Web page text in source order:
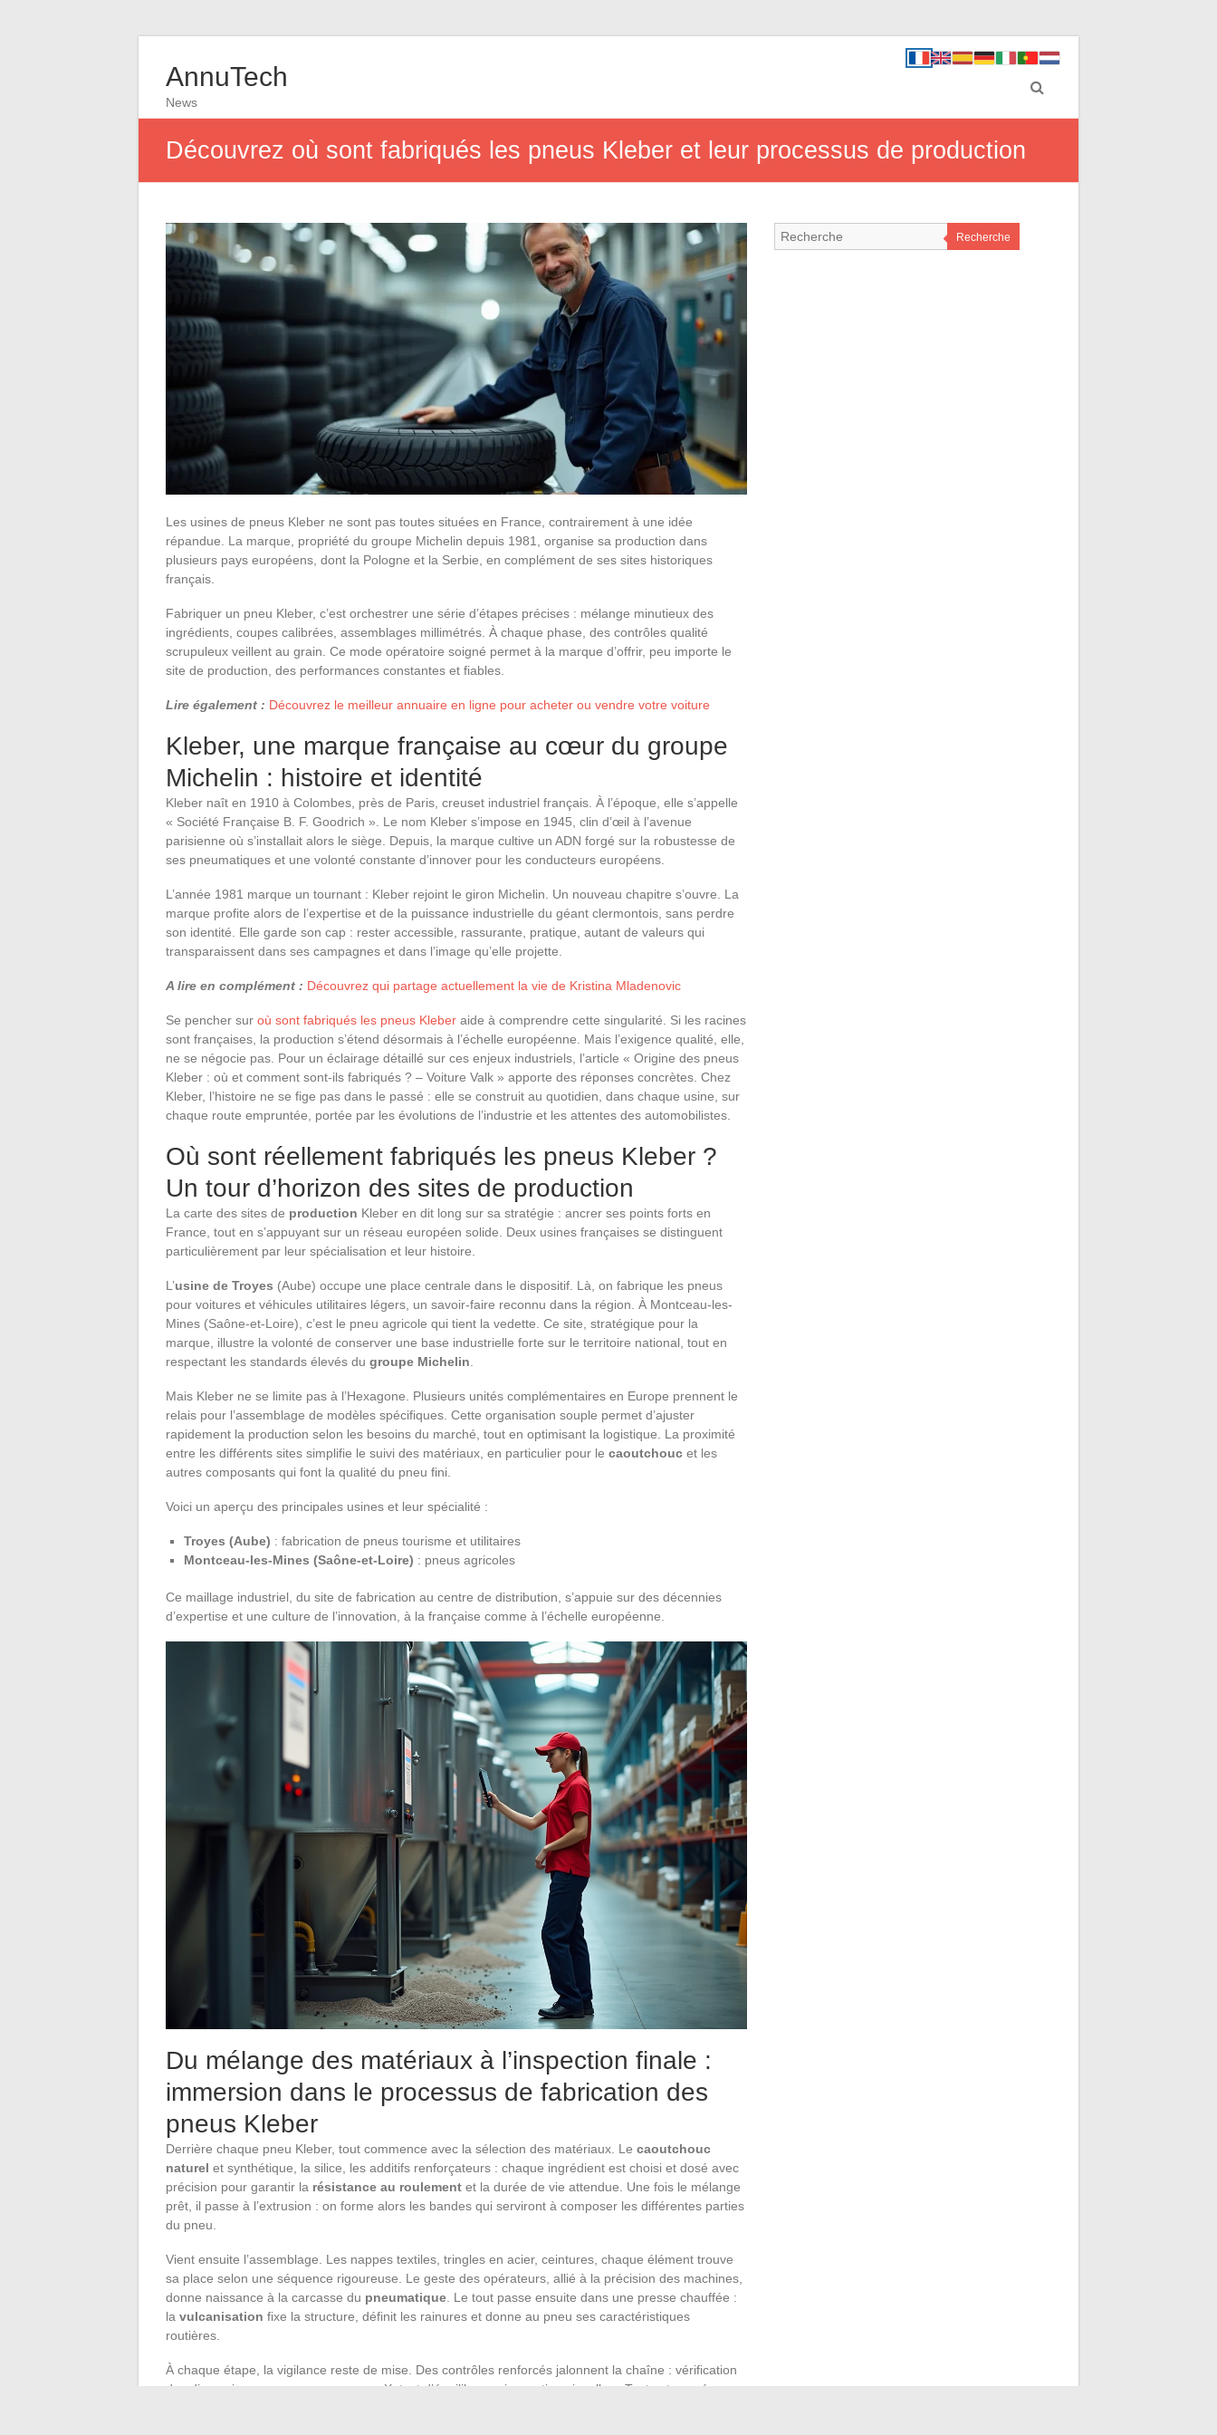
AnnuTech
News
Découvrez où sont fabriqués les pneus Kleber et leur processus de production
Les usines de pneus Kleber ne sont pas toutes situées en France, contrairement à une idée
répandue. La marque, propriété du groupe Michelin depuis 1981, organise sa production dans
plusieurs pays européens, dont la Pologne et la Serbie, en complément de ses sites historiques
français.
Fabriquer un pneu Kleber, c’est orchestrer une série d’étapes précises : mélange minutieux des
ingrédients, coupes calibrées, assemblages millimétrés. À chaque phase, des contrôles qualité
scrupuleux veillent au grain. Ce mode opératoire soigné permet à la marque d’offrir, peu importe le
site de production, des performances constantes et fiables.
Lire également : Découvrez le meilleur annuaire en ligne pour acheter ou vendre votre voiture
Kleber, une marque française au cœur du groupe
Michelin : histoire et identité
Kleber naît en 1910 à Colombes, près de Paris, creuset industriel français. À l’époque, elle s’appelle
« Société Française B. F. Goodrich ». Le nom Kleber s’impose en 1945, clin d’œil à l’avenue
parisienne où s’installait alors le siège. Depuis, la marque cultive un ADN forgé sur la robustesse de
ses pneumatiques et une volonté constante d’innover pour les conducteurs européens.
L’année 1981 marque un tournant : Kleber rejoint le giron Michelin. Un nouveau chapitre s’ouvre. La
marque profite alors de l’expertise et de la puissance industrielle du géant clermontois, sans perdre
son identité. Elle garde son cap : rester accessible, rassurante, pratique, autant de valeurs qui
transparaissent dans ses campagnes et dans l’image qu’elle projette.
A lire en complément : Découvrez qui partage actuellement la vie de Kristina Mladenovic
Se pencher sur où sont fabriqués les pneus Kleber aide à comprendre cette singularité. Si les racines
sont françaises, la production s’étend désormais à l’échelle européenne. Mais l’exigence qualité, elle,
ne se négocie pas. Pour un éclairage détaillé sur ces enjeux industriels, l’article « Origine des pneus
Kleber : où et comment sont-ils fabriqués ? – Voiture Valk » apporte des réponses concrètes. Chez
Kleber, l’histoire ne se fige pas dans le passé : elle se construit au quotidien, dans chaque usine, sur
chaque route empruntée, portée par les évolutions de l’industrie et les attentes des automobilistes.
Où sont réellement fabriqués les pneus Kleber ?
Un tour d’horizon des sites de production
La carte des sites de production Kleber en dit long sur sa stratégie : ancrer ses points forts en
France, tout en s’appuyant sur un réseau européen solide. Deux usines françaises se distinguent
particulièrement par leur spécialisation et leur histoire.
L’usine de Troyes (Aube) occupe une place centrale dans le dispositif. Là, on fabrique les pneus
pour voitures et véhicules utilitaires légers, un savoir-faire reconnu dans la région. À Montceau-les-
Mines (Saône-et-Loire), c’est le pneu agricole qui tient la vedette. Ce site, stratégique pour la
marque, illustre la volonté de conserver une base industrielle forte sur le territoire national, tout en
respectant les standards élevés du groupe Michelin
Mais Kleber ne se limite pas à l’Hexagone. Plusieurs unités complémentaires en Europe prennent le
relais pour l’assemblage de modèles spécifiques. Cette organisation souple permet d’ajuster
rapidement la production selon les besoins du marché, tout en optimisant la logistique. La proximité
entre les différents sites simplifie le suivi des matériaux, en particulier pour le caoutchouc et les
autres composants qui font la qualité du pneu fini.
Voici un aperçu des principales usines et leur spécialité :
Troyes (Aube) : fabrication de pneus tourisme et utilitaires
Montceau-les-Mines (Saône-et-Loire) : pneus agricoles
Ce maillage industriel, du site de fabrication au centre de distribution, s’appuie sur des décennies
d’expertise et une culture de l’innovation, à la française comme à l’échelle européenne.
Du mélange des matériaux à l’inspection finale :
immersion dans le processus de fabrication des
pneus Kleber
Derrière chaque pneu Kleber, tout commence avec la sélection des matériaux. Le caoutchouc
naturel et synthétique, la silice, les additifs renforçateurs : chaque ingrédient est choisi et dosé avec
précision pour garantir la résistance au roulement et la durée de vie attendue. Une fois le mélange
prêt, il passe à l’extrusion : on forme alors les bandes qui serviront à composer les différentes parties
du pneu.
Vient ensuite l’assemblage. Les nappes textiles, tringles en acier, ceintures, chaque élément trouve
sa place selon une séquence rigoureuse. Le geste des opérateurs, allié à la précision des machines,
donne naissance à la carcasse du pneumatique . Le tout passe ensuite dans une presse chauffée :
la vulcanisation fixe la structure, définit les rainures et donne au pneu ses caractéristiques
routières.
À chaque étape, la vigilance reste de mise. Des contrôles renforcés jalonnent la chaîne : vérification
des dimensions, examens par rayons X, test d’équilibrage, inspection visuelle… Tout est passé au
Recherche